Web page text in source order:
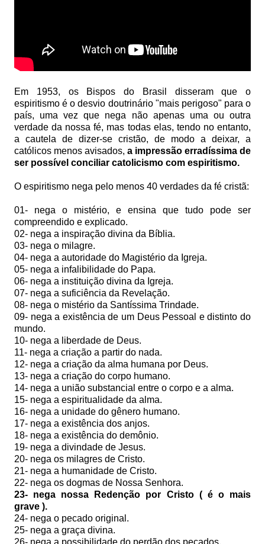
Em 1953, os Bispos do Brasil disseram que o
espiritismo é o desvio doutrinário "mais perigoso" para o
país, uma vez que nega não apenas uma ou outra
verdade da nossa fé, mas todas elas, tendo no entanto,
a cautela de dizer-se cristão, de modo a deixar, a
católicos menos avisados, a impressão erradíssima de
ser possível conciliar catolicismo com espiritismo.
O espiritismo nega pelo menos 40 verdades da fé cristã:
01- nega o mistério, e ensina que tudo pode ser
compreendido e explicado.
02- nega a inspiração divina da Bíblia.
03- nega o milagre.
04- nega a autoridade do Magistério da Igreja.
05- nega a infalibilidade do Papa.
06- nega a instituição divina da Igreja.
07- nega a suficiência da Revelação.
08- nega o mistério da Santíssima Trindade.
09- nega a existência de um Deus Pessoal e distinto do
mundo.
10- nega a liberdade de Deus.
11- nega a criação a partir do nada.
12- nega a criação da alma humana por Deus.
13- nega a criação do corpo humano.
14- nega a união substancial entre o corpo e a alma.
15- nega a espiritualidade da alma.
16- nega a unidade do gênero humano.
17- nega a existência dos anjos.
18- nega a existência do demônio.
19- nega a divindade de Jesus.
20- nega os milagres de Cristo.
21- nega a humanidade de Cristo.
22- nega os dogmas de Nossa Senhora.
23- nega nossa Redenção por Cristo ( é o mais
grave ).
24- nega o pecado original.
25- nega a graça divina.
26- nega a possibilidade do perdão dos pecados.